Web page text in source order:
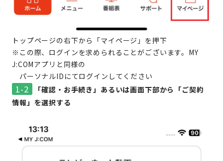
トップページの右下から「マイページ」を押下
※この際、ログインを求められることがございます。MY
J:COMアプリと同様の
パーソナルIDにてログインしてください
1-2
「確認・お手続き」あるいは画面下部から「ご契約
情報」を選択する